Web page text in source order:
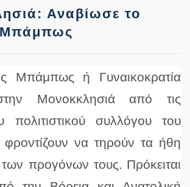
Αναβίωσε το
Μπάμπως
Μπάμπως ή Γυναικοκρατία
Μονοκκλησιά από τις
πολιτιστικού συλλόγου του
να τηρούν τα ήθη
των προγόνων τους. Πρόκειται